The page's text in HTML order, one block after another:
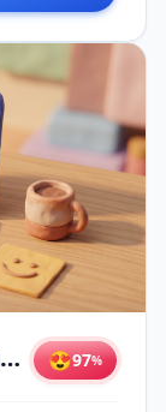
Senior / Staff Fullstack Engineer 😍97%